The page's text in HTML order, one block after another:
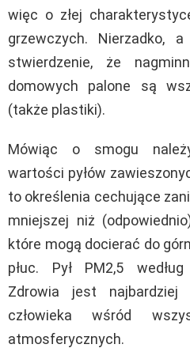
więc o złej
grzewczych. Nierzadko,
stwierdzenie, że
domowych palone są
(także plastiki).
Mówiąc o smogu
wartości pyłów
to określenia cechujące
mniejszej niż
które mogą docierać do
płuc. Pył PM2,5
Zdrowia jest najbardziej
człowieka wśród
atmosferycznych.